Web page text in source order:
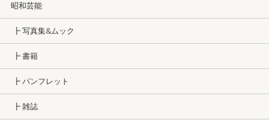
昭和芸能
┣ 写真集&ムック
┣ 書籍
┣ パンフレット
┣ 雑誌